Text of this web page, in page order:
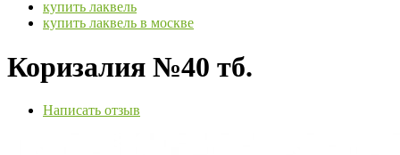
купить лаквель
купить лаквель в москве
Коризалия №40 тб.
Написать отзыв